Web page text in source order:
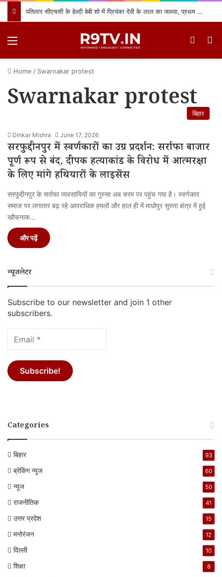
पतिलार सीएचसी के हेल्दी बेबी शो में प्रियंका देवी के लाल का जलवा, प्रथम स्थान प्राप्त कर क्षेत्र का नाम किया रोशन
Home / Swarnakar protest
Swarnakar protestबिहार
Dinkar Mishra June 17, 2026
सरफुद्दीनपुर में स्वर्णकारों का उग्र प्रदर्शन: सर्राफा बाजार
पूर्ण रूप से बंद, दीपक हत्याकांड के विरोध में आत्मरक्षा
के लिए मांगे हथियारों के लाइसेंस
सरफुद्दीनपुर के सर्राफा व्यवसायियों का गुस्सा अब चरम पर पहुंच गया है। स्वर्णकार
समाज पर लगातार बढ़ रहे आपराधिक हमलों और हाल ही में माधोपुर सुस्ता क्षेत्र में हुई
खौफनाक…
और पढ़ें
न्यूजलेटर
Subscribe to our newsletter and join 1 other
subscribers.
Categories
बिहार 93
ब्रेकिंग न्यूज 60
न्यूज 50
राजनीतिक 41
उत्तर प्रदेश 15
मनोरंजन 12
दिल्ली 10
शिक्षा 8